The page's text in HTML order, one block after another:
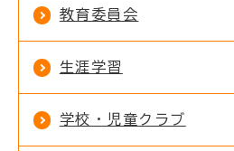
教育委員会
生涯学習
学校・児童クラブ